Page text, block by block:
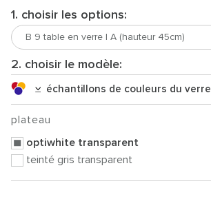
1. choisir les options:
2. choisir le modèle:
échantillons de couleurs du verre
plateau
optiwhite transparent
teinté gris transparent